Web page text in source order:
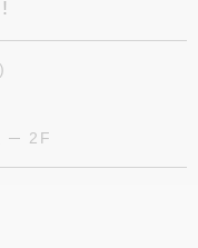
─ 2F